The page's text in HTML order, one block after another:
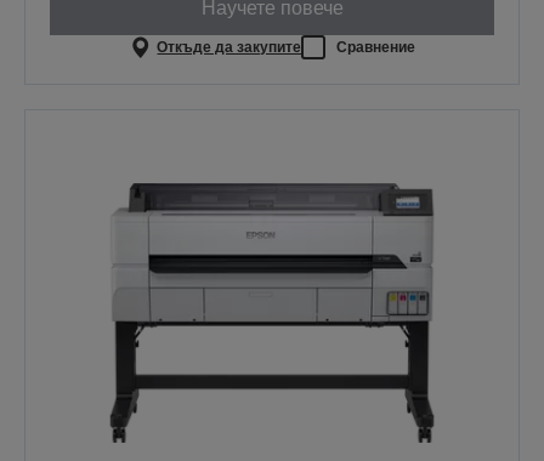
Научете повече
Откъде да закупите Сравнение